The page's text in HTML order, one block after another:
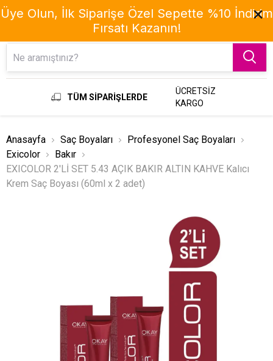
TÜM SİPARİŞLERDE
ÜCRETSİZ
KARGO
Anasayfa Saç Boyaları
Profesyonel Saç Boyaları
Exicolor
Bakır
EXICOLOR 2'Lİ SET 5.43 AÇIK BAKIR ALTIN KAHVE Kalıcı
Krem Saç Boyası (60ml x 2 adet)
Üye Olun, İlk Siparişe Özel Sepette %10 İndirim
Fırsatı Kazanın!